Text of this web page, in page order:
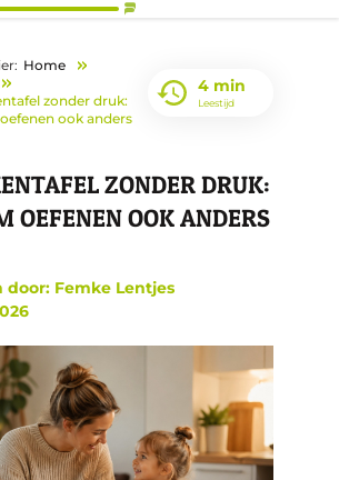
Home
zonder druk:
ook anders
4 min
Leestijd
ZON­DER DRUK:
OE­FE­NEN OOK AN­DERS
door: Femke Lentjes